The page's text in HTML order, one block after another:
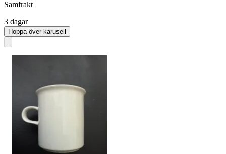
Samfrakt
3 dagar
Hoppa över karusell